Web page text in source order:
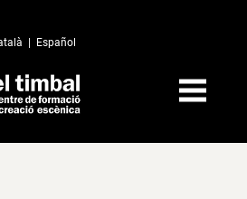
Español